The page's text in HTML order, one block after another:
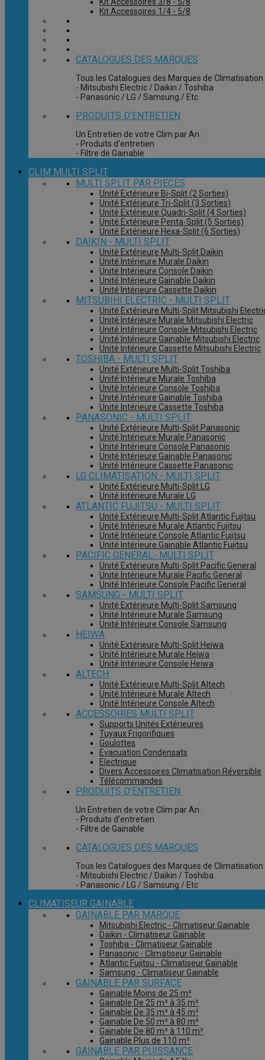
Kit Accessoires 1/4 - 5/8
CATALOGUES DES MARQUES
Tous les Catalogues des Marques de Climatisation
- Mitsubishi Electric / Daikin / Toshiba
- Panasonic / LG / Samsung / Etc
PRODUITS D'ENTRETIEN
Un Entretien de votre Clim par An :
- Produits d'entretien
- Filtre de Gainable
CLIM MULTI SPLIT
MULTI SPLIT PAR PIECES
Unité Extérieure Bi-Split (2 Sorties)
Unité Extérieure Tri-Split (3 Sorties)
Unité Extérieure Quadri-Split (4 Sorties)
Unité Extérieure Penta-Split (5 Sorties)
Unité Extérieure Hexa-Split (6 Sorties)
DAIKIN - MULTI SPLIT
Unité Extérieure Multi-Split Daikin
Unité Intérieure Murale Daikin
Unité Intérieure Console Daikin
Unité Intérieure Gainable Daikin
Unité Intérieure Cassette Daikin
MITSUBIHI ELECTRIC - MULTI SPLIT
Unité Extérieure Multi-Split Mitsubishi
Unité Intérieure Murale Mitsubishi Electric
Unité Intérieure Console Mitsubishi Electric
Unité Intérieure Gainable Mitsubishi Electric
Unité Intérieure Cassette Mitsubishi Electric
TOSHIBA - MULTI SPLIT
Unité Extérieure Multi-Split Toshiba
Unité Intérieure Murale Toshiba
Unité Intérieure Console Toshiba
Unité Intérieure Gainable Toshiba
Unité Intérieure Cassette Toshiba
PANASONIC - MULTI SPLIT
Unité Extérieure Multi-Split Panasonic
Unité Intérieure Murale Panasonic
Unité Intérieure Console Panasonic
Unité Intérieure Gainable Panasonic
Unité Intérieure Cassette Panasonic
LG CLIMATISATION - MULTI SPLIT
Unité Extérieure Multi-Split LG
Unité Intérieure Murale LG
ATLANTIC FUJITSU - MULTI SPLIT
Unité Extérieure Multi-Split Atlantic Fujitsu
Unité Intérieure Murale Atlantic Fujitsu
Unité Intérieure Console Atlantic Fujitsu
Unité Intérieure Gainable Atlantic Fujitsu
PACIFIC GENERAL- MULTI SPLIT
Unité Extérieure Multi-Split Pacific General
Unité Intérieure Murale Pacific General
Unité Intérieure Console Pacific General
SAMSUNG - MULTI SPLIT
Unité Extérieure Multi-Split Samsung
Unité Intérieure Murale Samsung
Unité Intérieure Console Samsung
HEIWA
Unité Extérieure Multi-Split Heiwa
Unité Intérieure Murale Heiwa
Unité Intérieure Console Heiwa
ALTECH
Unité Extérieure Multi-Split Altech
Unité Intérieure Murale Altech
Unité Intérieure Console Altech
ACCESSOIRES MULTI SPLIT
Supports Unités Extérieures
Tuyaux Frigorifiques
Goulottes
Evacuation Condensats
Electrique
Divers Accessoires Climatisation Réversible
Télécommandes
PRODUITS D'ENTRETIEN
Un Entretien de votre Clim par An :
- Produits d'entretien
- Filtre de Gainable
CATALOGUES DES MARQUES
Tous les Catalogues des Marques de Climatisation
- Mitsubishi Electric / Daikin / Toshiba
- Panasonic / LG / Samsung / Etc
CLIMATISEUR GAINABLE
GAINABLE PAR MARQUE
Mitsubishi Electric - Climatiseur Gainable
Daikin - Climatiseur Gainable
Toshiba - Climatiseur Gainable
Panasonic - Climatiseur Gainable
Atlantic Fujitsu - Climatiseur Gainable
Samsung - Climatiseur Gainable
GAINABLE PAR SURFACE
Gainable Moins de 25 m²
Gainable De 25 m² à 35 m²
Gainable De 35 m² à 45 m²
Gainable De 50 m² à 80 m²
Gainable De 80 m² à 110 m²
Gainable Plus de 110 m²
GAINABLE PAR PUISSANCE